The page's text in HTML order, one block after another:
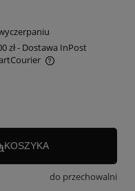
zł- Dostawa InPost
płatności
KOSZYKA
do przechowalni